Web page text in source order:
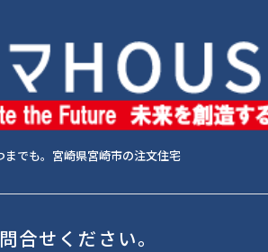
までも。宮崎県宮崎市の注文住宅
合せください。